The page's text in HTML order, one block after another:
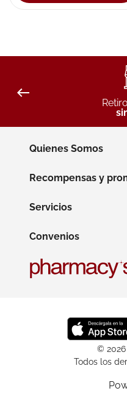
Quienes Somos
Recompensas y
Servicios
Convenios
© 2026
Todos los